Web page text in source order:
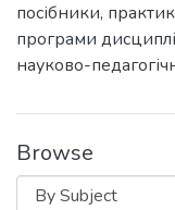
посібники,
програми
науково-
Browse